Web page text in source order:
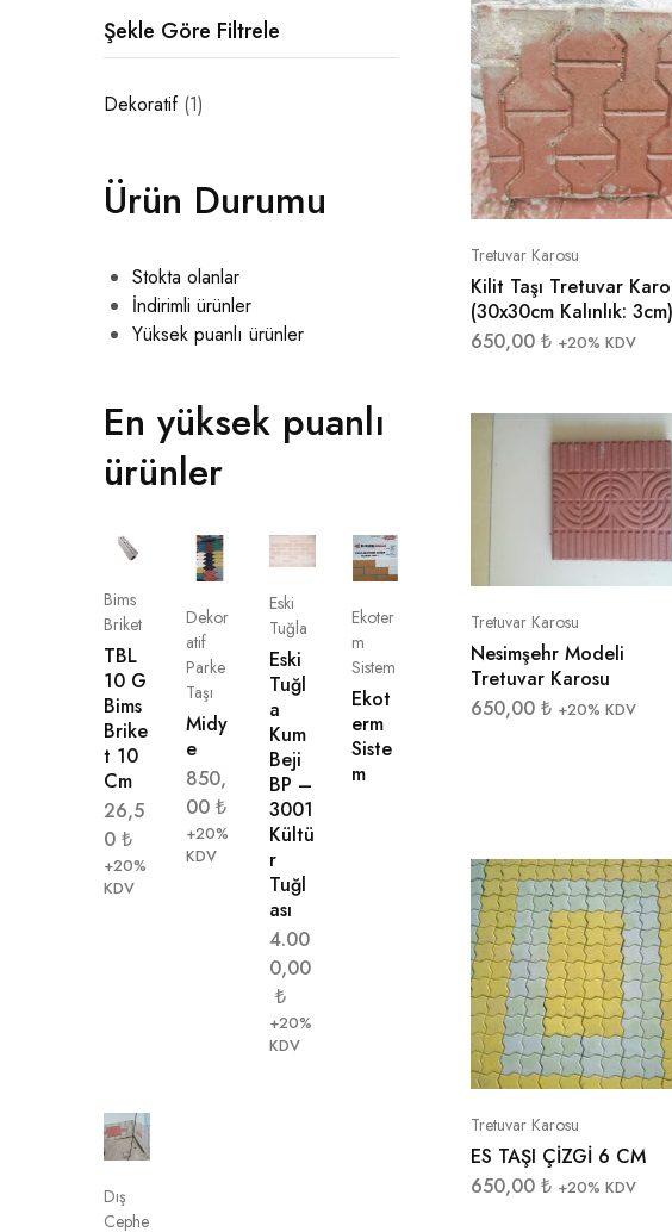
Tretuvar Karosu
Kilit Taşı Tretuvar
(30x30cm Kalınlık: 3cm)
650,00 ₺ +20% KDV
Tretuvar Karosu
Nesimşehr Modeli
Tretuvar Karosu
650,00 ₺ +20% KDV
Tretuvar Karosu
ES TAŞI ÇİZGİ 6 CM
650,00 ₺ +20% KDV
Şekle Göre Filtrele
Dekoratif (1)
Ürün Durumu
Stokta olanlar
İndirimli ürünler
Yüksek puanlı ürünler
En yüksek puanlı
ürünler
Bims
Briket
TBL
10 G
Bims
Brike
t 10
Cm
26,5
0 ₺
+20%
KDV
Dekor
atif
Parke
Taşı
Midy
e
850,
00₺
+20%
KDV
Eski
Tuğla
Eski
Tuğl
a
Kum
Beji
BP –
3001
Kültü
r
Tuğl
ası
4.00
0,00
₺
+20%
KDV
Ekoter
m
Sistem
Ekot
erm
Siste
m
Dış
Cephe